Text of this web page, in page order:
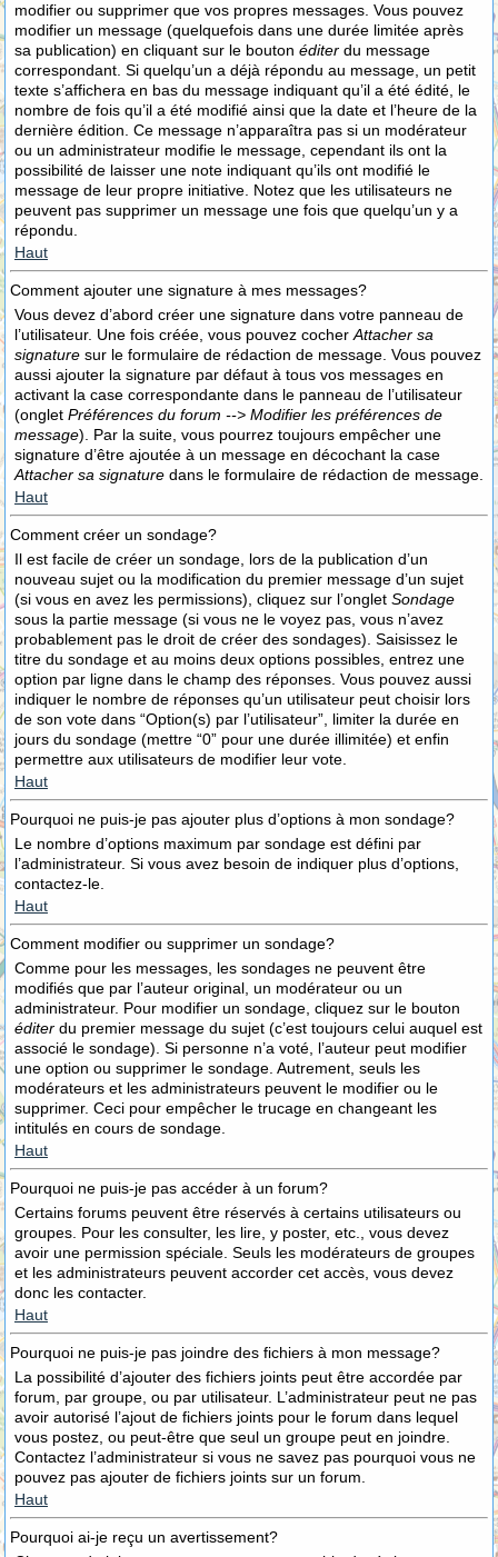
modifier ou supprimer que vos propres messages. Vous pouvez
modifier un message (quelquefois dans une durée limitée après
sa publication) en cliquant sur le bouton éditer du message
correspondant. Si quelqu’un a déjà répondu au message, un petit
texte s’affichera en bas du message indiquant qu’il a été édité, le
nombre de fois qu’il a été modifié ainsi que la date et l’heure de la
dernière édition. Ce message n’apparaîtra pas si un modérateur
ou un administrateur modifie le message, cependant ils ont la
possibilité de laisser une note indiquant qu’ils ont modifié le
message de leur propre initiative. Notez que les utilisateurs ne
peuvent pas supprimer un message une fois que quelqu’un y a
répondu.
Haut
Comment ajouter une signature à mes messages?
Vous devez d’abord créer une signature dans votre panneau de
l’utilisateur. Une fois créée, vous pouvez cocher Attacher sa
signature sur le formulaire de rédaction de message. Vous pouvez
aussi ajouter la signature par défaut à tous vos messages en
activant la case correspondante dans le panneau de l’utilisateur
(onglet Préférences du forum --> Modifier les préférences de
message). Par la suite, vous pourrez toujours empêcher une
signature d’être ajoutée à un message en décochant la case
Attacher sa signature dans le formulaire de rédaction de message.
Haut
Comment créer un sondage?
Il est facile de créer un sondage, lors de la publication d’un
nouveau sujet ou la modification du premier message d’un sujet
(si vous en avez les permissions), cliquez sur l’onglet Sondage
sous la partie message (si vous ne le voyez pas, vous n’avez
probablement pas le droit de créer des sondages). Saisissez le
titre du sondage et au moins deux options possibles, entrez une
option par ligne dans le champ des réponses. Vous pouvez aussi
indiquer le nombre de réponses qu’un utilisateur peut choisir lors
de son vote dans “Option(s) par l’utilisateur”, limiter la durée en
jours du sondage (mettre “0” pour une durée illimitée) et enfin
permettre aux utilisateurs de modifier leur vote.
Haut
Pourquoi ne puis-je pas ajouter plus d’options à mon sondage?
Le nombre d’options maximum par sondage est défini par
l’administrateur. Si vous avez besoin de indiquer plus d’options,
contactez-le.
Haut
Comment modifier ou supprimer un sondage?
Comme pour les messages, les sondages ne peuvent être
modifiés que par l’auteur original, un modérateur ou un
administrateur. Pour modifier un sondage, cliquez sur le bouton
éditer du premier message du sujet (c’est toujours celui auquel est
associé le sondage). Si personne n’a voté, l’auteur peut modifier
une option ou supprimer le sondage. Autrement, seuls les
modérateurs et les administrateurs peuvent le modifier ou le
supprimer. Ceci pour empêcher le trucage en changeant les
intitulés en cours de sondage.
Haut
Pourquoi ne puis-je pas accéder à un forum?
Certains forums peuvent être réservés à certains utilisateurs ou
groupes. Pour les consulter, les lire, y poster, etc., vous devez
avoir une permission spéciale. Seuls les modérateurs de groupes
et les administrateurs peuvent accorder cet accès, vous devez
donc les contacter.
Haut
Pourquoi ne puis-je pas joindre des fichiers à mon message?
La possibilité d’ajouter des fichiers joints peut être accordée par
forum, par groupe, ou par utilisateur. L’administrateur peut ne pas
avoir autorisé l’ajout de fichiers joints pour le forum dans lequel
vous postez, ou peut-être que seul un groupe peut en joindre.
Contactez l’administrateur si vous ne savez pas pourquoi vous ne
pouvez pas ajouter de fichiers joints sur un forum.
Haut
Pourquoi ai-je reçu un avertissement?